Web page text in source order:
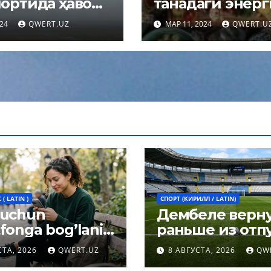
қабул
чеклов
QWERT.UZ
максимал
қолиш учун
овқатланиши
МАР 11, 2024
( LATIN )
bog’lanib
umrni
mumkin:
2026 QWERT.UZ
СПОРТ (КИРИЛЛ / LATIN)
Дембеле
раньше из
чтобы сыграть
Суперкубке
8 АВГУСТА, 2026